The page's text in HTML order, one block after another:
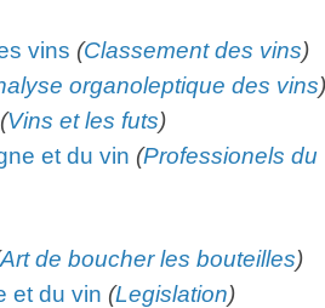
vins (Classement des vins)
organoleptique des vins)
(Vins et les futs)
et du vin (Professionels du
Art de boucher les bouteilles)
et du vin (Legislation)